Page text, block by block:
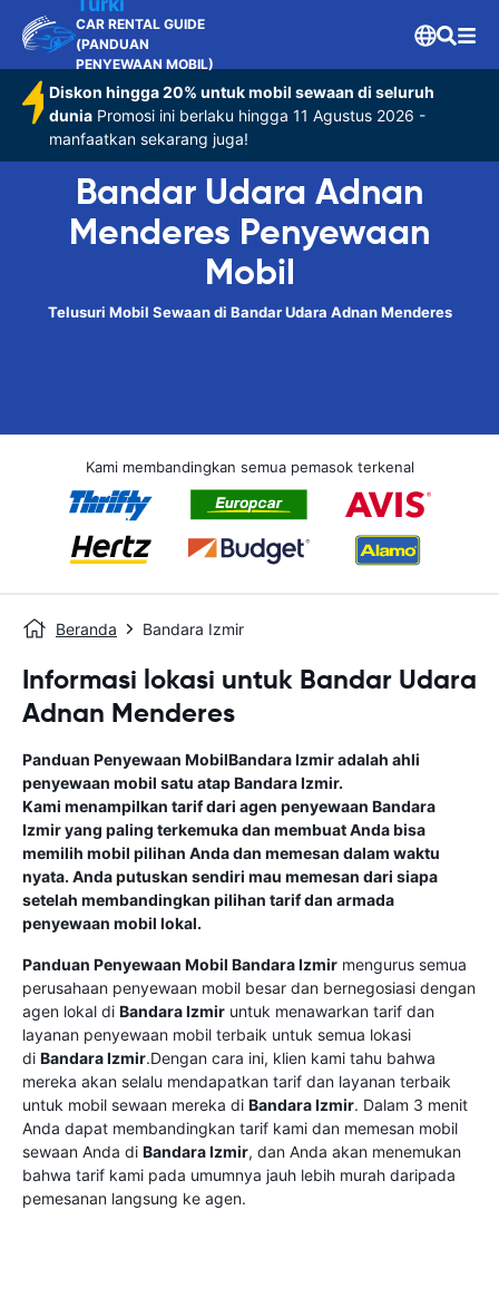
CAR RENTAL GUIDE
(PANDUAN
PENYEWAAN MOBIL)
Diskon hingga 20% untuk mobil sewaan di seluruh
dunia Promosi ini berlaku hingga 11 Agustus 2026 -
manfaatkan sekarang juga!
Bandar Udara Adnan
Menderes Penyewaan
Mobil
Telusuri Mobil Sewaan di Bandar Udara Adnan Menderes
Kami membandingkan semua pemasok terkenal
Beranda Bandara Izmir
Informasi lokasi untuk Bandar Udara
Adnan Menderes
Panduan Penyewaan MobilBandara Izmiradalah ahli
penyewaan mobil satu atapBandara Izmir.
Kami menampilkan tarif dari agen penyewaan Bandara
Izmiryang paling terkemuka dan membuat Anda bisa
memilih mobil pilihan Anda dan memesan dalam waktu
nyata. Anda putuskan sendiri mau memesan dari siapa
setelah membandingkan pilihan tarif dan armada
penyewaan mobil lokal.
Panduan Penyewaan Mobil Bandara Izmir mengurus semua
perusahaan penyewaan mobil besar dan bernegosiasi dengan
agen lokal di Bandara Izmir untuk menawarkan tarif dan
layanan penyewaan mobil terbaik untuk semua lokasi
di Bandara Izmir.Dengan cara ini, klien kami tahu bahwa
mereka akan selalu mendapatkan tarif dan layanan terbaik
untuk mobil sewaan mereka di Bandara Izmir. Dalam 3 menit
Anda dapat membandingkan tarif kami dan memesan mobil
sewaan Anda di Bandara Izmir, dan Anda akan menemukan
bahwa tarif kami pada umumnya jauh lebih murah daripada
pemesanan langsung ke agen.